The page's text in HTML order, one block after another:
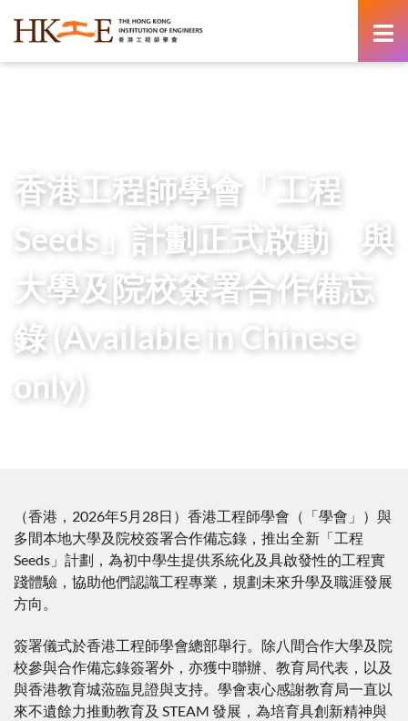
香港工程師學會「工程
Seeds」計劃正式啟動 與
大學及院校簽署合作備忘
錄 (Available in Chinese
only)
（香港，2026年5月28日）香港工程師學會（「學會」）與
多間本地大學及院校簽署合作備忘錄，推出全新「工程
Seeds」計劃，為初中學生提供系統化及具啟發性的工程實
踐體驗，協助他們認識工程專業，規劃未來升學及職涯發展
方向。
簽署儀式於香港工程師學會總部舉行。除八間合作大學及院
校參與合作備忘錄簽署外，亦獲中聯辦、教育局代表，以及
與香港教育城蒞臨見證與支持。學會衷心感謝教育局一直以
來不遺餘力推動教育及 STEAM 發展，為培育具創新精神與